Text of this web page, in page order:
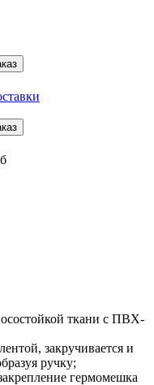
ткани с ПВХ-
закручивается и
ручку;
гермомешка